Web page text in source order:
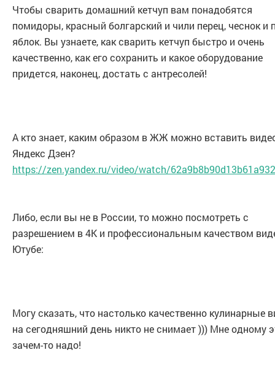
Чтобы сварить домашний кетчуп вам понадобятся
помидоры, красный болгарский и чили перец, чеснок и
яблок. Вы узнаете, как сварить кетчуп быстро и очень
качественно, как его сохранить и какое оборудование
придется, наконец, достать с антресолей!
А кто знает, каким образом в ЖЖ можно вставить
Яндекс Дзен?
https://zen.yandex.ru/video/watch/
Либо, если вы не в России, то можно посмотреть с
разрешением в 4К и профессиональным качеством
Ютубе:
Могу сказать, что настолько качественно кулинарные
на сегодняшний день никто не снимает ))) Мне одному
зачем-то надо!